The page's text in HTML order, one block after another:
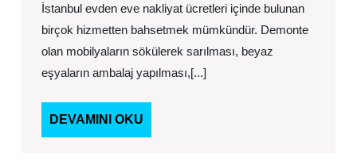
Nakliyat
Ücretleri
İstanbul evden eve nakliyat ücretleri içinde bulunan
birçok hizmetten bahsetmek mümkündür. Demonte
olan mobilyaların sökülerek sarılması, beyaz
eşyaların ambalaj yapılması,[...]
DEVAMINI OKU
OKU